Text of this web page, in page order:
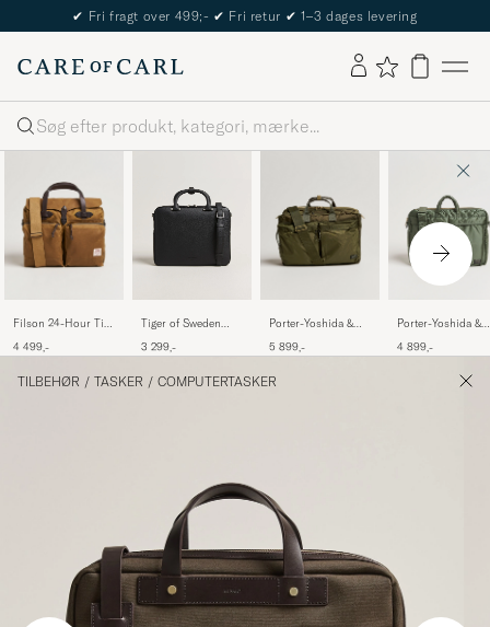
The Care of Carl Passport
Søg
Filson 24-Hour Tin
4 499,-
Tiger of Sweden
Leather Briefcase
3 299,-
Porter-Yoshida &
Briefcase Olive Drab
5 899,-
Porter-Yoshida &
Document
4 899,-
TILBEHØR / TASKER / COMPUTERTASKER